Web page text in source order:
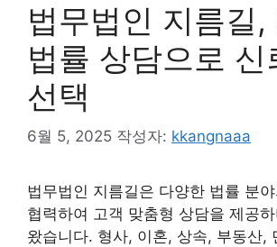
법무법인 지름길,
법률 상담으로 신
선택
6월 5, 2025 작성자: kkangnaaa
법무법인 지름길은 다양한 법률 분
협력하여 고객 맞춤형 상담을 제공
왔습니다. 형사, 이혼, 상속, 부동산,